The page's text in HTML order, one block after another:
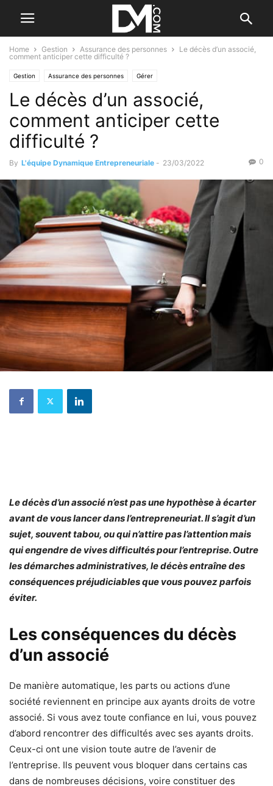
Home Gestion Assurance des personnes
Le décès d’un associé,
comment anticiper cette difficulté ?
Gestion Assurance des personnes Gérer
Le décès d’un associé,
comment anticiper cette
difficulté ?
By L'équipe Dynamique Entrepreneuriale - 23/03/2022 0
Le décès d’un associé n’est pas une hypothèse à écarter
avant de vous lancer dans l’entrepreneuriat. Il s’agit d’un
sujet, souvent tabou, ou qui n’attire pas l’attention mais
qui engendre de vives difficultés pour l’entreprise. Outre
les démarches administratives, le décès entraîne des
conséquences préjudiciables que vous pouvez parfois
éviter.
Les conséquences du décès
d’un associé
De manière automatique, les parts ou actions d’une
société reviennent en principe aux ayants droits de votre
associé. Si vous avez toute confiance en lui, vous pouvez
d’abord rencontrer des difficultés avec ses ayants droits.
Ceux-ci ont une vision toute autre de l’avenir de
l’entreprise. Ils peuvent vous bloquer dans certains cas
dans de nombreuses décisions, voire constituer des